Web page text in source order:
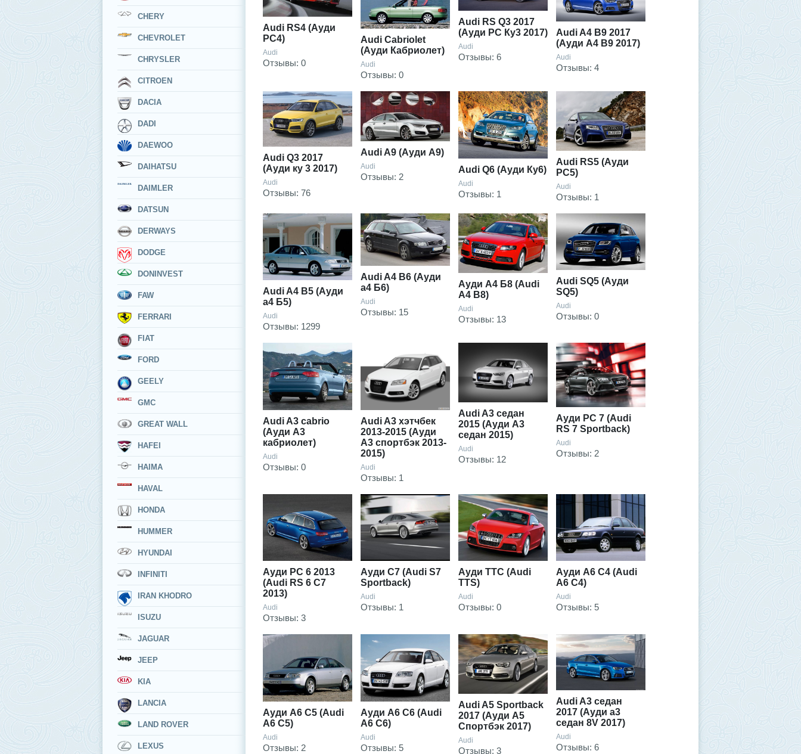
CHERY
CHEVROLET
CHRYSLER
CITROEN
DACIA
DADI
DAEWOO
DAIHATSU
DAIMLER
DATSUN
DERWAYS
DODGE
DONINVEST
FAW
FERRARI
FIAT
FORD
GEELY
GMC
GREAT WALL
HAFEI
HAIMA
HAVAL
HONDA
HUMMER
HYUNDAI
INFINITI
IRAN KHODRO
ISUZU
JAGUAR
JEEP
KIA
LANCIA
LAND ROVER
LEXUS
Audi RS4 (Ауди
РС4)
Audi
Отзывы: 0
Audi Cabriolet
(Ауди Кабриолет)
Audi
Отзывы: 0
Audi RS Q3 2017
(Ауди РС Ку3 2017)
Audi
Отзывы: 6
Audi A4 В9 2017
(Ауди А4 В9 2017)
Audi
Отзывы: 4
Audi Q3 2017
(Ауди ку 3 2017)
Audi
Отзывы: 76
Audi A9 (Ауди А9)
Audi
Отзывы: 2
Audi Q6 (Ауди Ку6)
Audi
Отзывы: 1
Audi RS5 (Ауди
РС5)
Audi
Отзывы: 1
Audi A4 B5 (Ауди
а4 Б5)
Audi
Отзывы: 1299
Audi A4 B6 (Ауди
а4 Б6)
Audi
Отзывы: 15
Ауди А4 Б8 (Audi
A4 B8)
Audi
Отзывы: 13
Audi SQ5 (Ауди
SQ5)
Audi
Отзывы: 0
Audi A3 cabrio
(Ауди А3
кабриолет)
Audi
Отзывы: 0
Audi A3 хэтчбек
2013-2015 (Ауди
А3 спортбэк 2013-
2015)
Audi
Отзывы: 1
Audi A3 седан
2015 (Ауди А3
седан 2015)
Audi
Отзывы: 12
Ауди РС 7 (Audi
RS 7 Sportback)
Audi
Отзывы: 2
Ауди РС 6 2013
(Audi RS 6 С7
2013)
Audi
Отзывы: 3
Ауди С7 (Audi S7
Sportback)
Audi
Отзывы: 1
Ауди ТТС (Audi
TTS)
Audi
Отзывы: 0
Ауди А6 С4 (Audi
A6 C4)
Audi
Отзывы: 5
Ауди А6 С5 (Audi
A6 C5)
Audi
Отзывы: 2
Ауди А6 С6 (Audi
A6 C6)
Audi
Отзывы: 5
Audi A5 Sportback
2017 (Ауди А5
Спортбэк 2017)
Audi
Отзывы: 3
Audi A3 седан
2017 (Ауди а3
седан 8V 2017)
Audi
Отзывы: 6